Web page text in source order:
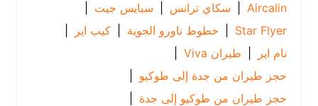
Aircalin
| سكاي ترانس | سبايس جيت
|
Star Flyer
| خطوط ناورو الجوية | كيب اير |
| طيران Viva
|
حجز طيران من جدة إلى طوكيو |
حجز طيران من طوكيو إلى جدة